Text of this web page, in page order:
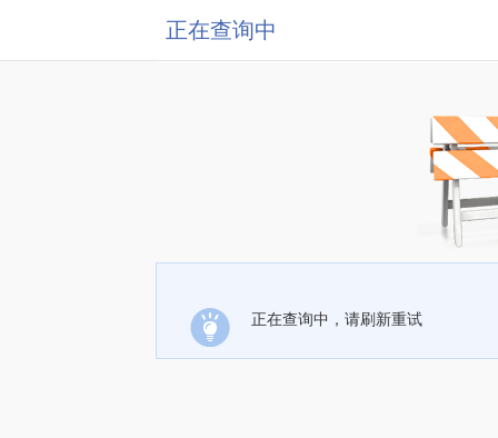
正在查询中
正在查询中，请刷新重试